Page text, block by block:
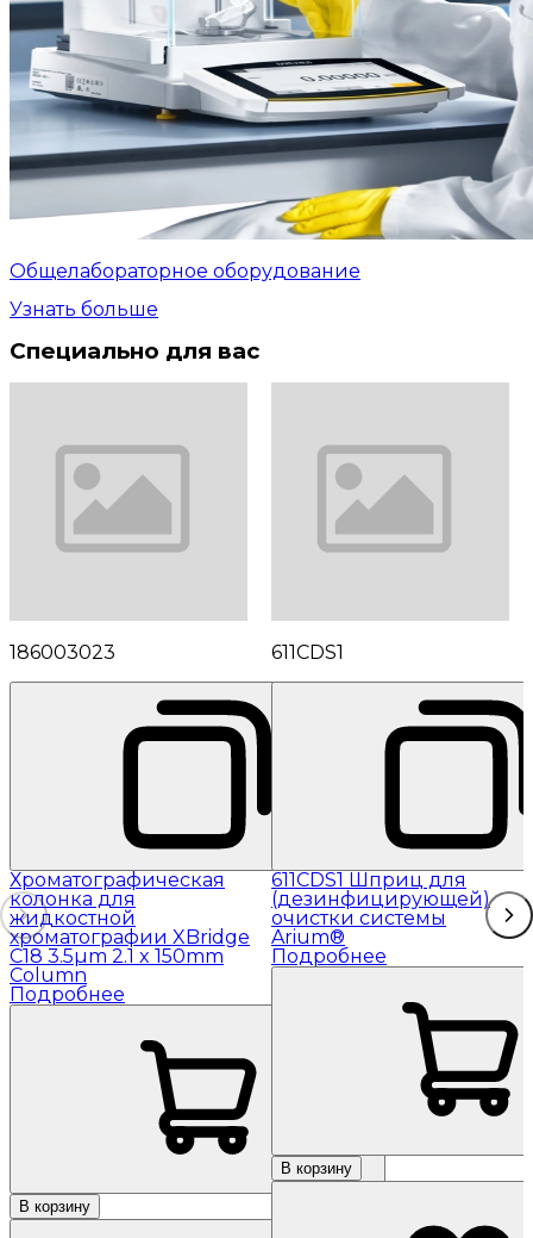
Общелабораторное оборудование
Узнать больше
Специально для вас
186003023
Хроматографическая
колонка для
жидкостной
хроматографии XBridge
C18 3.5µm 2.1 x 150mm
Column
Подробнее
В корзину
611CDS1
611CDS1 Шприц для
(дезинфицирующей)
очистки системы
Arium®
Подробнее
В корзину